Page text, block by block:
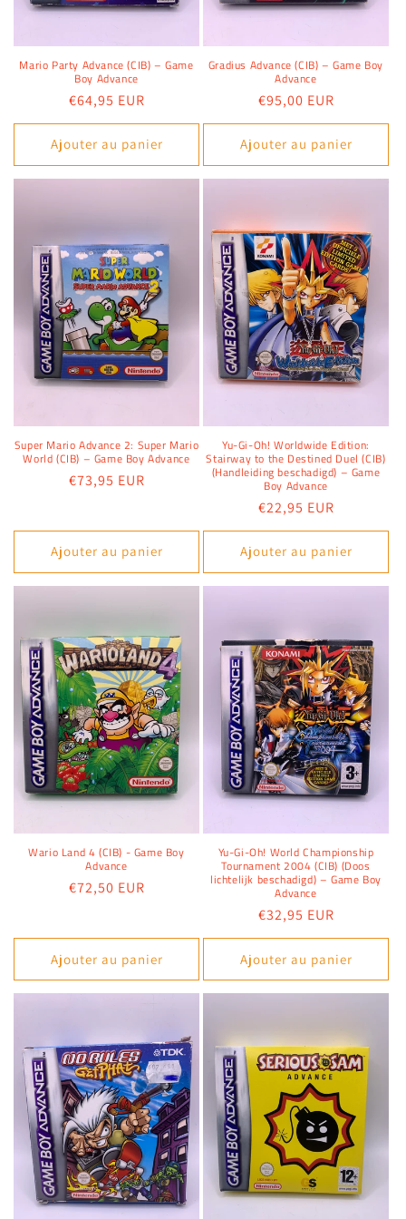
Mario Party Advance (CIB) – Game
Boy Advance
Prix
habituel
€64,95 EUR
Ajouter au panier
Gradius Advance (CIB) – Game Boy
Advance
Prix
habituel
€95,00 EUR
Ajouter au panier
Super Mario Advance 2: Super Mario
World (CIB) – Game Boy Advance
Prix
€73,95 EUR
Ajouter au panier
Yu-Gi-Oh! Worldwide Edition:
Stairway to the Destined Duel (CIB)
(Handleiding beschadigd) – Game
Boy Advance
Prix
habituel
€22,95 EUR
Ajouter au panier
Wario Land 4 (CIB) - Game Boy
Advance
Prix
€72,50 EUR
Ajouter au panier
Yu-Gi-Oh! World Championship
Tournament 2004 (CIB) (Doos
lichtelijk beschadigd) – Game Boy
Advance
Prix
habituel
€32,95 EUR
Ajouter au panier